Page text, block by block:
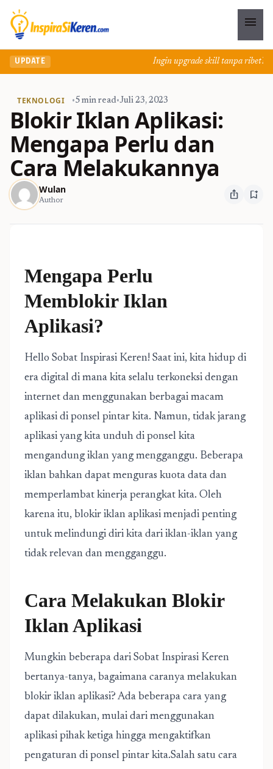
menu
UPDATE Ingin upgrade skill tanpa ribet?
TEKNOLOGI •5 min read•Juli 23, 2023
Blokir Iklan Aplikasi:
Mengapa Perlu dan
Cara Melakukannya
Wulan
Author ios_share bookmark_add
Mengapa Perlu
Memblokir Iklan
Aplikasi?
Hello Sobat Inspirasi Keren! Saat ini, kita hidup di
era digital di mana kita selalu terkoneksi dengan
internet dan menggunakan berbagai macam
aplikasi di ponsel pintar kita. Namun, tidak jarang
aplikasi yang kita unduh di ponsel kita
mengandung iklan yang mengganggu. Beberapa
iklan bahkan dapat menguras kuota data dan
memperlambat kinerja perangkat kita. Oleh
karena itu, blokir iklan aplikasi menjadi penting
untuk melindungi diri kita dari iklan-iklan yang
tidak relevan dan mengganggu.
Cara Melakukan Blokir
Iklan Aplikasi
Mungkin beberapa dari Sobat Inspirasi Keren
bertanya-tanya, bagaimana caranya melakukan
blokir iklan aplikasi? Ada beberapa cara yang
dapat dilakukan, mulai dari menggunakan
aplikasi pihak ketiga hingga mengaktifkan
pengaturan di ponsel pintar kita.Salah satu cara